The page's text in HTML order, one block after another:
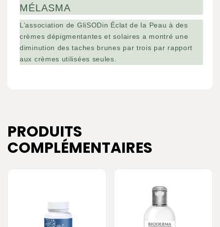
MÉLASMA
L’association de GliSODin Éclat de la Peau à des
crèmes dépigmentantes et solaires a montré une
diminution des taches brunes par trois par rapport
aux crèmes utilisées seules.
PRODUITS
COMPLÉMENTAIRES